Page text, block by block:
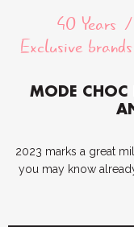
40 Years
Exclusive brands
MODE CHOC
2023 marks a great
you may know